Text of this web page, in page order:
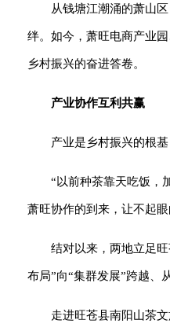
从钱塘江潮涌的萧山
绊。如今，萧旺电商产业
乡村振兴的奋进答卷。
产业协作互利共赢
产业是乡村振兴的根
“以前种茶靠天吃饭，
萧旺协作的到来，让不起
结对以来，两地立足
布局”向“集群发展”跨越、
走进旺苍县南阳山茶